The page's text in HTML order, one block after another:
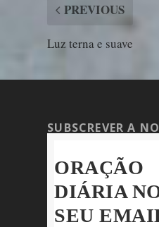
PREVIOUS
Luz terna e suave
SUBSCREVER A
ORAÇÃO
DIÁRIA
SEU